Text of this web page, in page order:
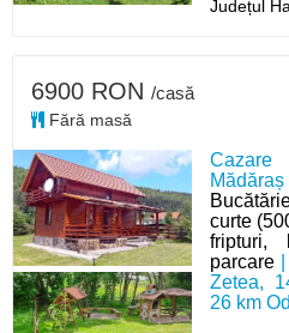
Județul
curte
fripturi,
parcare
Zetea,
26 km
6900 RON /casă
Fără masă